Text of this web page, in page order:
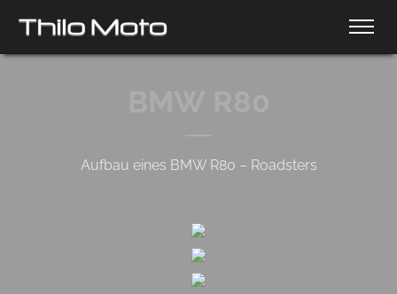
Aufbau eines BMW R80 – Roadsters